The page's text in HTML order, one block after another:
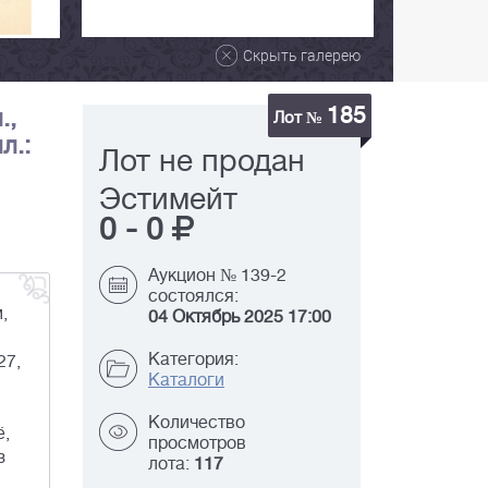
Скрыть галерею
Лот № 185
Лот не продан
Эстимейт
0 - 0
Аукцион № 139-2
состоялся:
04 Октябрь 2025 17:00
Категория:
Каталоги
Количество
просмотров
лота: 117